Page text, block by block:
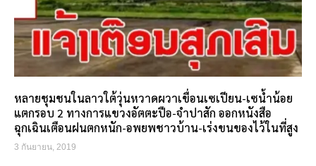
หลายชุมชนในลาวใต้วุ่นหวาดผวาเขื่อนเซเปียน-เซน้ำน้อย
แตกรอบ 2 ทางการแขวงอัตตะปือ-จำปาสัก ออกหนังสือ
ฉุกเฉินเตือนฝนตกหนัก-อพยพชาวบ้าน-เร่งขนของไว้ในที่สูง
3 กันยายน, 2019